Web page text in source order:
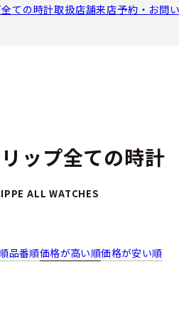
ての時計取扱店舗来店予約・お問
ップ全ての時計
ALL WATCHES
品番順価格が高い順価格が安い順